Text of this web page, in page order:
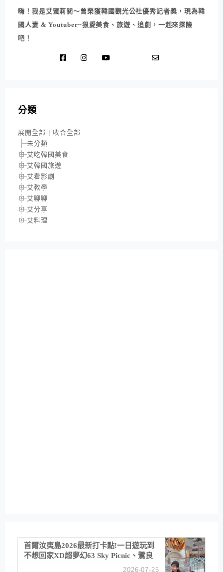
嗨！我是艾蜜莉關～曾榮獲韓國觀光公社優秀記者獎，現為韓
國人妻 & Youtuber~狠愛美食、旅遊、追劇，一起來探險
吧！
分類
展開全部
收合全部
未分類
艾吃韓國美食
艾韓國旅遊
艾看影劇
艾教學
艾聊聊
艾分享
艾料理
首爾汝夷島2026最新打卡點!一日遊玩到
不想回家XD超夢幻63 Sky Picnic、鷺良
津帝王蟹大餐、《淚之女王》拍攝地、漢
2026-07-25